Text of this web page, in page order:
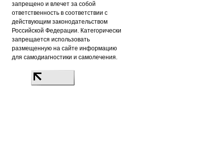
запрещено и влечет за собой
ответственность в соответствии с
действующим законодательством
Российской Федерации. Категорически
запрещается использовать
размещенную на сайте информацию
для самодиагностики и самолечения.